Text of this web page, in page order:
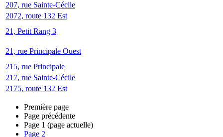
207, rue Sainte-Cécile
2072, route 132 Est
21, Petit Rang 3
21, rue Principale Ouest
215, rue Principale
217, rue Sainte-Cécile
2175, route 132 Est
Première page
Page précédente
Page 1 (page actuelle)
Page 2